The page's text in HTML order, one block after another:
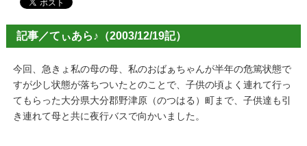
記事／てぃあら♪（2003/12/19記）
今回、急きょ私の母の母、私のおばぁちゃんが半年の危篤状態で
すが少し状態が落ちついたとのことで、子供の頃よく連れて行っ
てもらった大分県大分郡野津原（のつはる）町まで、子供達も引
き連れて母と共に夜行バスで向かいました。